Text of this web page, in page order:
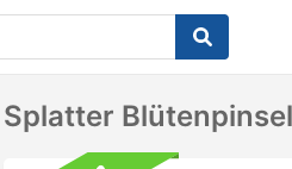
Splatter Blütenpinsel